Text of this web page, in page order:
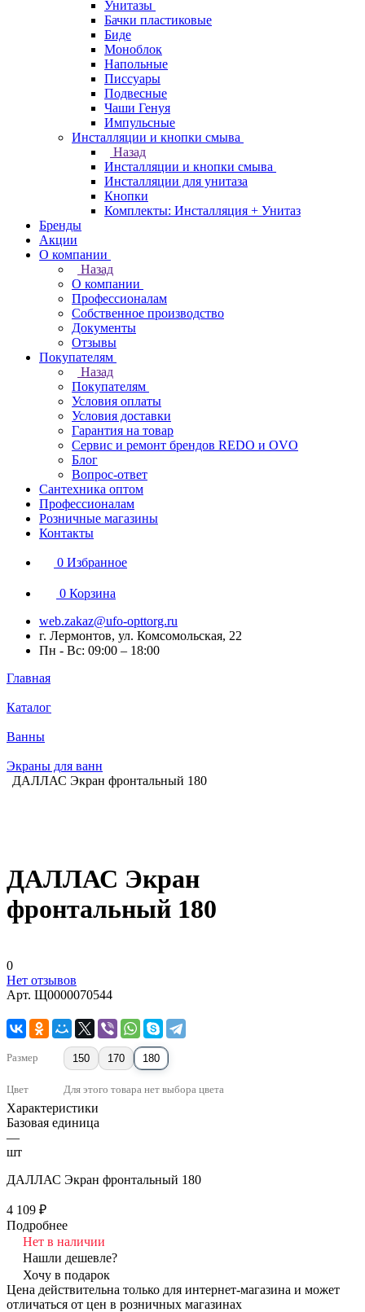
Унитазы
Бачки пластиковые
Биде
Моноблок
Напольные
Писсуары
Подвесные
Чаши Генуя
Импульсные
Инсталляции и кнопки смыва
Назад
Инсталляции и кнопки смыва
Инсталляции для унитаза
Кнопки
Комплекты: Инсталляция + Унитаз
Бренды
Акции
О компании
Назад
О компании
Профессионалам
Собственное производство
Документы
Отзывы
Покупателям
Назад
Покупателям
Условия оплаты
Условия доставки
Гарантия на товар
Сервис и ремонт брендов REDO и OVO
Блог
Вопрос-ответ
Сантехника оптом
Профессионалам
Розничные магазины
Контакты
0 Избранное
0 Корзина
web.zakaz@ufo-opttorg.ru
г. Лермонтов, ул. Комсомольская, 22
Пн - Вс: 09:00 – 18:00
Главная
Каталог
Ванны
Экраны для ванн
ДАЛЛАС Экран фронтальный 180
ДАЛЛАС Экран
фронтальный 180
0
Нет отзывов
Арт. Щ0000070544
Размер 150 170 180
Цвет Для этого товара нет выбора цвета
Характеристики
Базовая единица
—
шт
ДАЛЛАС Экран фронтальный 180
4 109 ₽
Подробнее
Нет в наличии
Нашли дешевле?
Хочу в подарок
Цена действительна только для интернет-магазина и может
отличаться от цен в розничных магазинах